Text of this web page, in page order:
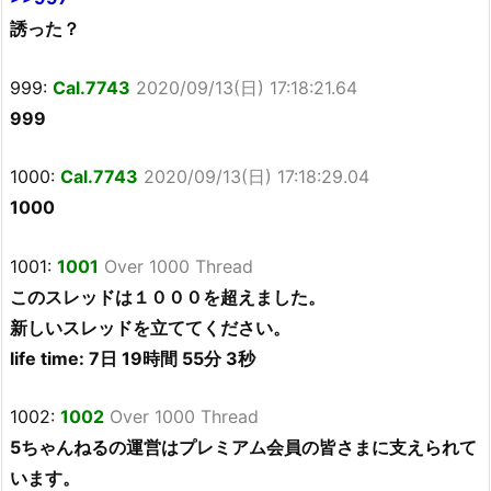
誘った？
999: Cal.7743 2020/09/13(日) 17:18:21.64
999
1000: Cal.7743 2020/09/13(日) 17:18:29.04
1000
1001: 1001 Over 1000 Thread
このスレッドは１０００を超えました。
新しいスレッドを立ててください。
life time: 7日 19時間 55分 3秒
1002: 1002 Over 1000 Thread
5ちゃんねるの運営はプレミアム会員の皆さまに支えられて
います。